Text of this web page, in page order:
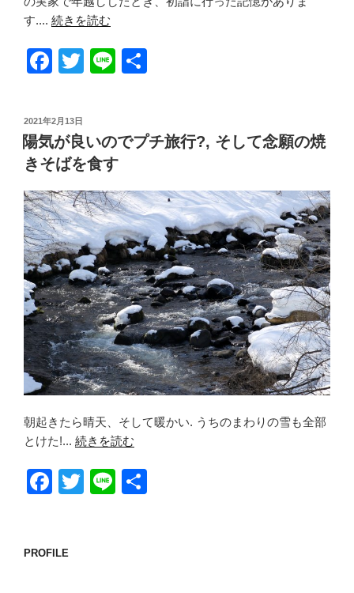
す.... 続きを読む
F
c
e
b
o
o
k
T
er
Li
投
稿
日:
2021年2月13日
陽気が良いのでプチ旅行?, そして念願の焼
きそばを食す
朝起きたら晴天、そして暖かい. うちのまわりの雪も全部
とけた!... 続きを読む
F
e
T
Li
PROFILE